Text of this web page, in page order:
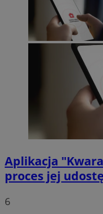
Aplikacja
proces jej
6